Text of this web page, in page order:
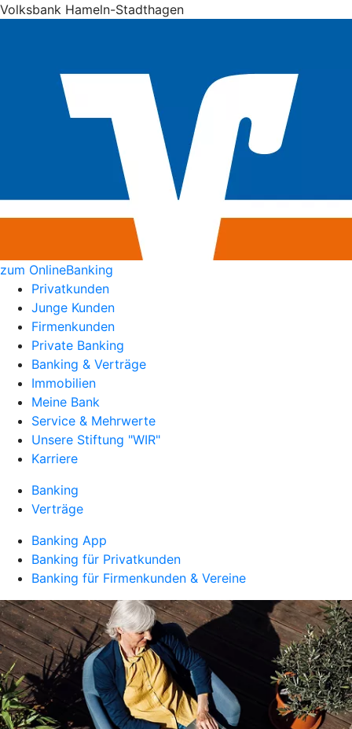
Volksbank Hameln-Stadthagen
zum OnlineBanking
Privatkunden
Junge Kunden
Firmenkunden
Private Banking
Banking & Verträge
Immobilien
Meine Bank
Service & Mehrwerte
Unsere Stiftung "WIR"
Karriere
Banking
Verträge
Banking App
Banking für Privatkunden
Banking für Firmenkunden & Vereine